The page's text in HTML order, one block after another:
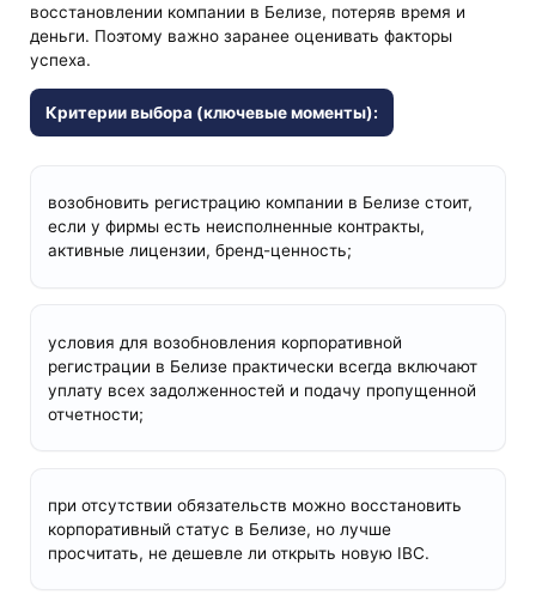
восстановлении компании в Белизе, потеряв время и
деньги. Поэтому важно заранее оценивать факторы
успеха.
Критерии выбора (ключевые моменты):
возобновить регистрацию компании в Белизе стоит,
если у фирмы есть неисполненные контракты,
активные лицензии, бренд-ценность;
условия для возобновления корпоративной
регистрации в Белизе практически всегда включают
уплату всех задолженностей и подачу пропущенной
отчетности;
при отсутствии обязательств можно восстановить
корпоративный статус в Белизе, но лучше
просчитать, не дешевле ли открыть новую IBC.